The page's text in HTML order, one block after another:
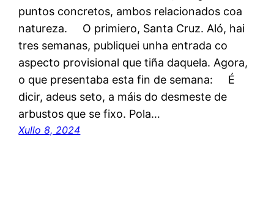
puntos concretos, ambos relacionados coa
natureza. O primiero, Santa Cruz. Aló, hai
tres semanas, publiquei unha entrada co
aspecto provisional que tiña daquela. Agora,
o que presentaba esta fin de semana: É
dicir, adeus seto, a máis do desmeste de
arbustos que se fixo. Pola…
Xullo 8, 2024